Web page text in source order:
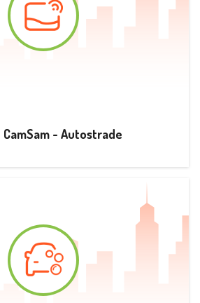
- Autostrade